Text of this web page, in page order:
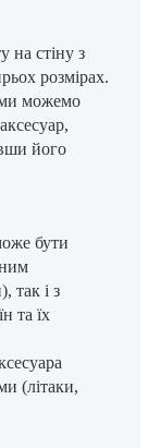
на стіну з
розмірах.
ми можемо
його
бути
так і з
та їх
(літаки,